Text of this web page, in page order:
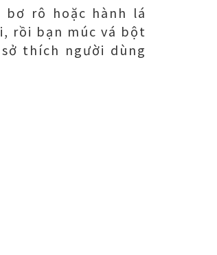
bơ rô hoặc hành lá
rồi bạn múc vá bột
thích người dùng